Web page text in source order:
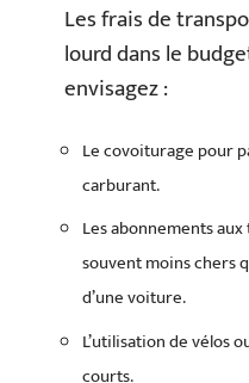
Les frais de
lourd dans le
envisagez :
Le covoiturage pour
carburant.
Les abonnements
souvent moins chers
d’une voiture.
L’utilisation de vélos
courts.